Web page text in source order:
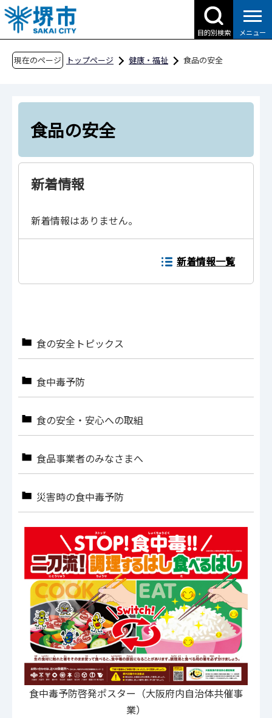
こ
の
ペ
目的別検索 メニュー
現在のページ トップページ 健康・福祉 食品の安全
食品の安全
新着情報
新着情報はありません。
新着情報一覧
食の安全トピックス
食中毒予防
食の安全・安心への取組
食品事業者のみなさまへ
災害時の食中毒予防
食中毒予防啓発ポスター（大阪府内自治体共催事
業）